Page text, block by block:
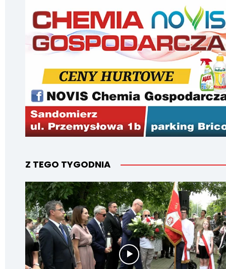
Z TEGO TYGODNIA